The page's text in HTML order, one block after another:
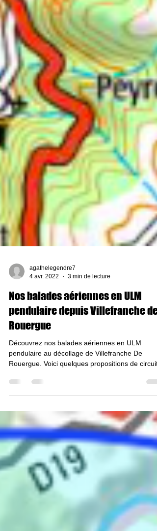
agathelegendre7
Nos balades aériennes en ULM
pendulaire depuis Villefranche de
Rouergue
Découvrez nos balades aériennes en ULM
pendulaire au décollage de Villefranche De